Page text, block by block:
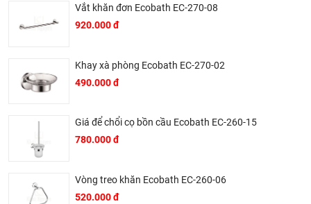
Vắt khăn đơn Ecobath EC-270-08
920.000 đ
Khay xà phòng Ecobath EC-270-02
490.000 đ
Giá để chổi cọ bồn cầu Ecobath EC-260-15
780.000 đ
Vòng treo khăn Ecobath EC-260-06
520.000 đ